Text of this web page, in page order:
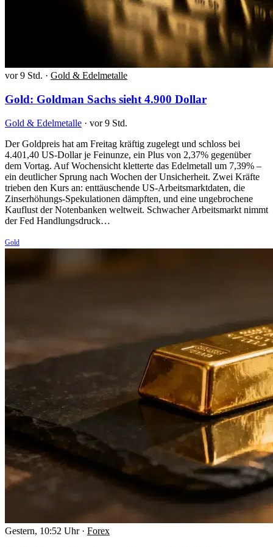
vor 9 Std. · Gold & Edelmetalle
Gold: Goldman Sachs sieht 4.900 Dollar
Gold & Edelmetalle · vor 9 Std.
Der Goldpreis hat am Freitag kräftig zugelegt und schloss bei
4.401,40 US-Dollar je Feinunze, ein Plus von 2,37% gegenüber
dem Vortag. Auf Wochensicht kletterte das Edelmetall um 7,39% –
ein deutlicher Sprung nach Wochen der Unsicherheit. Zwei Kräfte
trieben den Kurs an: enttäuschende US-Arbeitsmarktdaten, die
Zinserhöhungs-Spekulationen dämpften, und eine ungebrochene
Kauflust der Notenbanken weltweit. Schwacher Arbeitsmarkt nimmt
der Fed Handlungsdruck…
Gold
Gestern, 10:52 Uhr · Forex